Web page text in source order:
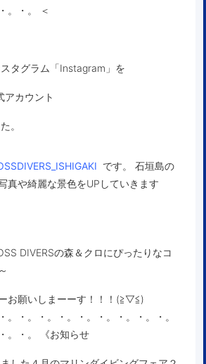
。・。 ＜
タグラム「Instagram」を
アカウント
。
です。 石垣島の
真や綺麗な景色をUPしていきます
DIVERSの森＆クロにぴったりなコ
お願いしまーーす！！！(≧▽≦)
。・。・。・。・。・。・。・。・。
。・。 《お知らせ